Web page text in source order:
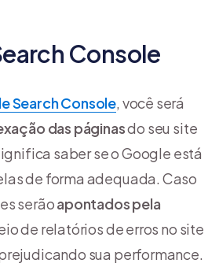
Console
Search Console , você será
das páginasdo seu site
saber se o Google está
de forma adequada. Caso
serãoapontados pela
de relatórios de erros no site
sua performance.